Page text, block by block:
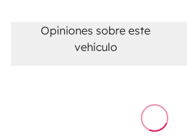
Opiniones sobre este
vehículo